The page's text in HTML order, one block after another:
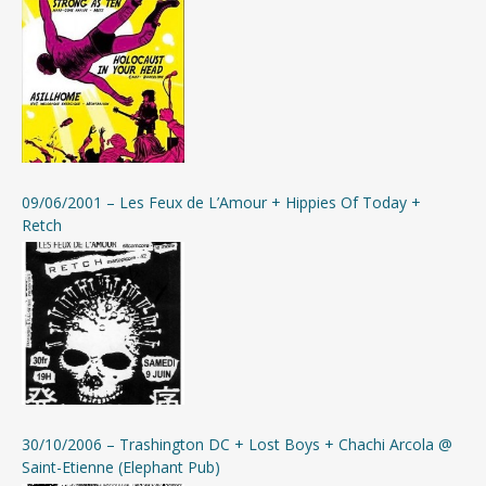
Calendrier de l’Avent #10 – Discographie de Twist
Calendrier de l’Avent #09 – La presse en parle…
Calendrier de l’Avent #08 – Petites furieuseries
entre amis
Vialka, Overmars et consort
Calendrier de l’Avent #06 – Compilations Forez
(Fourme) Live
Calendrier de l’Avent #05 – Demande à la
Poussière, Retch…
Calendrier de l’Avent #04 – Les Archives
Calendrier de l’Avent #03 – Compilation La Source
Furieuse
09/06/2001 – Les Feux de L’Amour + Hippies Of Today +
Retch
30/10/2006 – Trashington DC + Lost Boys + Chachi Arcola @
Saint-Etienne (Elephant Pub)